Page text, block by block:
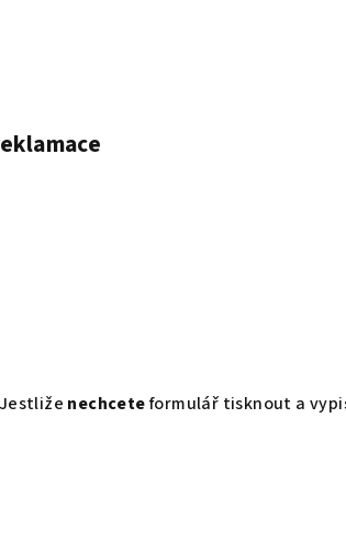
nechceteformulář tisknout a